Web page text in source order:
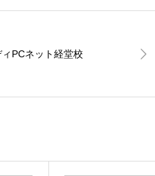
ィPCネット経堂校